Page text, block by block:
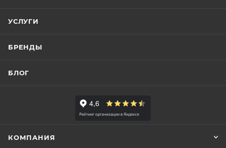
УСЛУГИ
БРЕНДЫ
БЛОГ
КОМПАНИЯ